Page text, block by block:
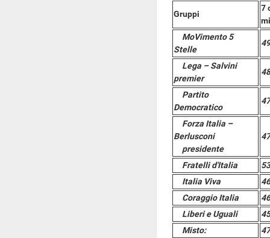
Gruppi
7
MoVimento 5
Stelle
Lega – Salvini
premier
Partito
Democratico
Forza Italia –
Berlusconi
presidente
Fratelli d'Italia
Italia Viva
Coraggio Italia
Liberi e Uguali
Misto: